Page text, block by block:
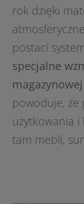
rok dzięki
postaci
specjalne
powoduje,
użytkowania i
tam mebli,